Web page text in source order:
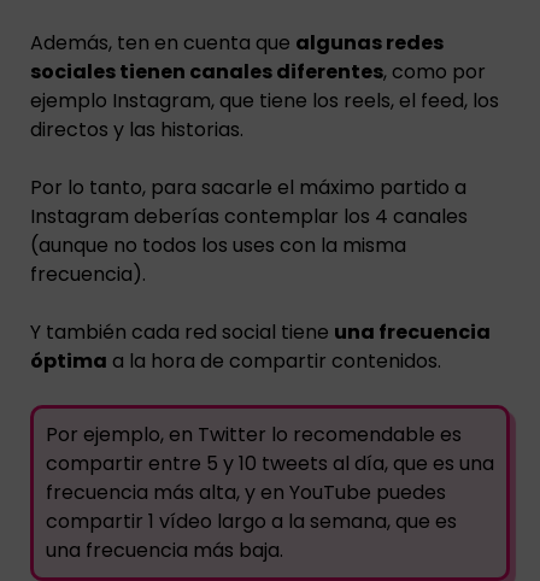
Además, ten en cuenta que algunas redes
sociales tienen canales diferentes, como por
ejemplo Instagram, que tiene los reels, el feed, los
directos y las historias.
Por lo tanto, para sacarle el máximo partido a
Instagram deberías contemplar los 4 canales
(aunque no todos los uses con la misma
frecuencia).
Y también cada red social tiene una frecuencia
óptima a la hora de compartir contenidos.
Por ejemplo, en Twitter lo recomendable es
compartir entre 5 y 10 tweets al día, que es una
frecuencia más alta, y en YouTube puedes
compartir 1 vídeo largo a la semana, que es
una frecuencia más baja.